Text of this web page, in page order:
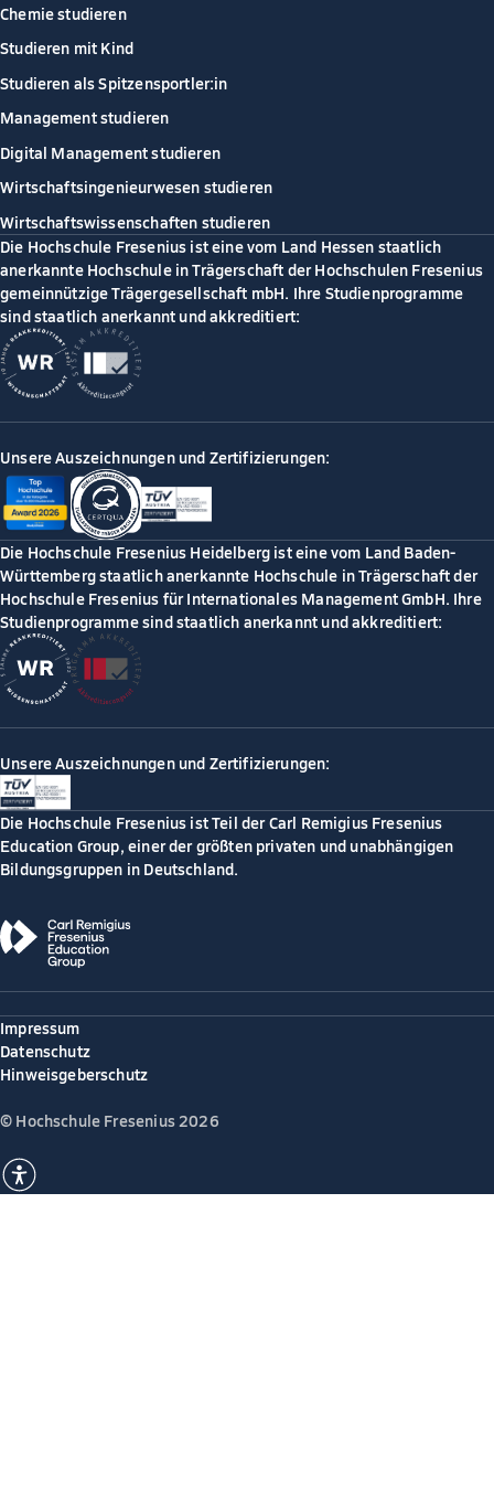
Chemie studieren
Studieren mit Kind
Studieren als Spitzensportler:in
Management studieren
Digital Management studieren
Wirtschaftsingenieurwesen studieren
Wirtschaftswissenschaften studieren
Die Hochschule Fresenius ist eine vom Land Hessen staatlich
anerkannte Hochschule in Trägerschaft der Hochschulen Fresenius
gemeinnützige Trägergesellschaft mbH. Ihre Studienprogramme
sind staatlich anerkannt und akkreditiert:
Unsere Auszeichnungen und Zertifizierungen:
Die Hochschule Fresenius Heidelberg ist eine vom Land Baden-
Württemberg staatlich anerkannte Hochschule in Trägerschaft der
Hochschule Fresenius für Internationales Management GmbH. Ihre
Studienprogramme sind staatlich anerkannt und akkreditiert:
Unsere Auszeichnungen und Zertifizierungen:
Die Hochschule Fresenius ist Teil der Carl Remigius Fresenius
Education Group, einer der größten privaten und unabhängigen
Bildungsgruppen in Deutschland.
Impressum
Datenschutz
Hinweisgeberschutz
© Hochschule Fresenius 2026